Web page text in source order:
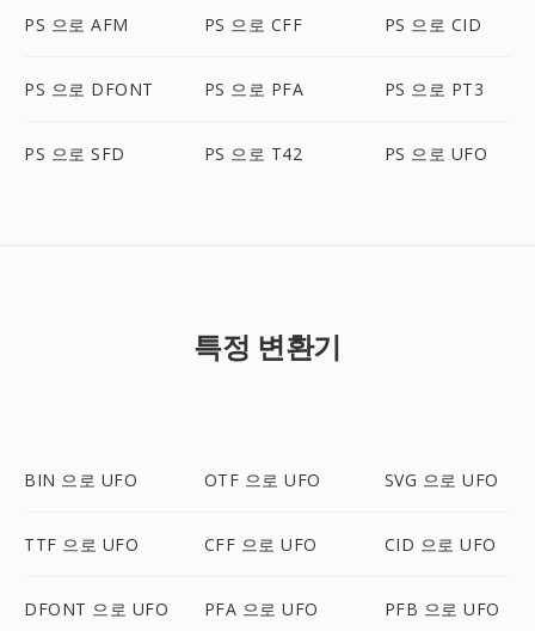
PS 으로 AFM PS 으로 CFF PS 으로 CID
PS 으로 DFONT PS 으로 PFA PS 으로 PT3
PS 으로 SFD PS 으로 T42 PS 으로 UFO
특정 변환기
BIN 으로 UFO OTF 으로 UFO SVG 으로 UFO
TTF 으로 UFO CFF 으로 UFO CID 으로 UFO
DFONT 으로 UFO PFA 으로 UFO PFB 으로 UFO